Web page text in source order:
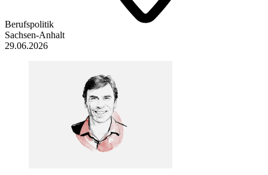
Berufspolitik
Sachsen-Anhalt
29.06.2026